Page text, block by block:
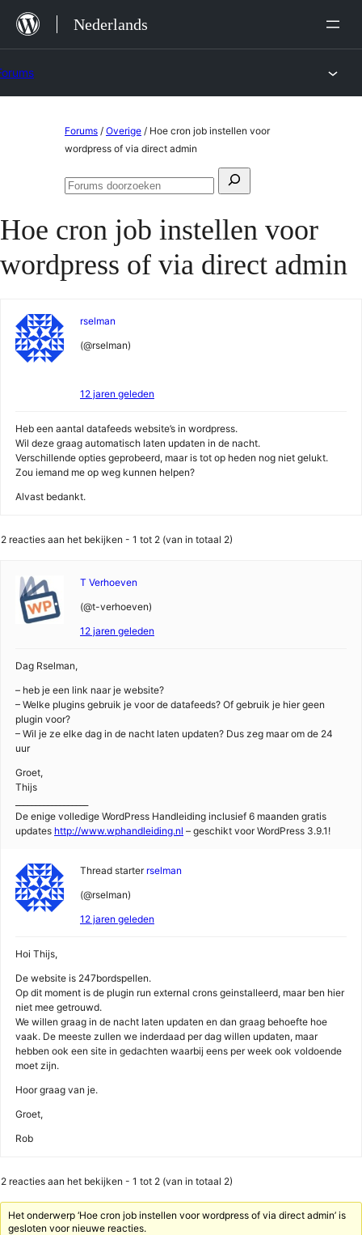
naar
Nederlands
Forums / Overige / Hoe cron job instellen voor
wordpress of via direct admin
Zoeken
Forums
Hoe cron job instellen voor
wordpress of via direct admin
rselman
(@rselman)
12 jaren geleden
Heb een aantal datafeeds website’s in wordpress.
Wil deze graag automatisch laten updaten in de nacht.
Verschillende opties geprobeerd, maar is tot op heden nog niet gelukt.
Zou iemand me op weg kunnen helpen?
Alvast bedankt.
2 reacties aan het bekijken - 1 tot 2 (van in totaal 2)
T Verhoeven
(@t-verhoeven)
12 jaren geleden
Dag Rselman,
– heb je een link naar je website?
– Welke plugins gebruik je voor de datafeeds? Of gebruik je hier geen
plugin voor?
– Wil je ze elke dag in de nacht laten updaten? Dus zeg maar om de 24
uur
Groet,
Thijs
De enige volledige WordPress Handleiding inclusief 6 maanden gratis
updates http://www.wphandleiding.nl – geschikt voor WordPress 3.9.1!
Thread starter rselman
(@rselman)
12 jaren geleden
Hoi Thijs,
De website is 247bordspellen.
Op dit moment is de plugin run external crons geinstalleerd, maar ben hier
niet mee getrouwd.
We willen graag in de nacht laten updaten en dan graag behoefte hoe
vaak. De meeste zullen we inderdaad per dag willen updaten, maar
hebben ook een site in gedachten waarbij eens per week ook voldoende
moet zijn.
Hoor graag van je.
Groet,
Rob
2 reacties aan het bekijken - 1 tot 2 (van in totaal 2)
Het onderwerp ‘Hoe cron job instellen voor wordpress of via direct admin’ is
gesloten voor nieuwe reacties.